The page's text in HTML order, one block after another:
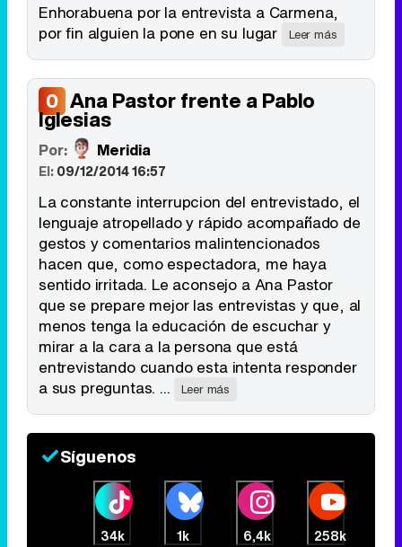
Tráiler de la tercera temporada de 'The Walking Dead: Dead City' de AMC+
Canción ganadora de Eurovisión 2026: DARA con "Bangaranga" por Bulgaria
Enhorabuena por la entrevista a Carmena,
por fin alguien la pone en su lugar
Leer más
0 Ana Pastor frente a Pablo
Iglesias
Por: Meridia
El:09/12/2014 16:57
La constante interrupcion del entrevistado, el
lenguaje atropellado y rápido acompañado de
gestos y comentarios malintencionados
hacen que, como espectadora, me haya
sentido irritada. Le aconsejo a Ana Pastor
que se prepare mejor las entrevistas y que, al
menos tenga la educación de escuchar y
mirar a la cara a la persona que está
entrevistando cuando esta intenta responder
a sus preguntas. ...
Leer más
Síguenos
34k 1k 6,4k 258k